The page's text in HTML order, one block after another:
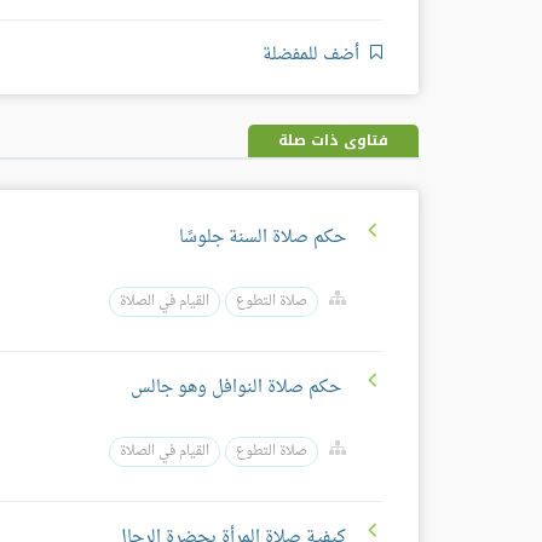
أضف للمفضلة
فتاوى ذات صلة
حكم صلاة السنة جلوسًا
صلاة التطوع القيام في الصلاة
حكم صلاة النوافل وهو جالس
صلاة التطوع القيام في الصلاة